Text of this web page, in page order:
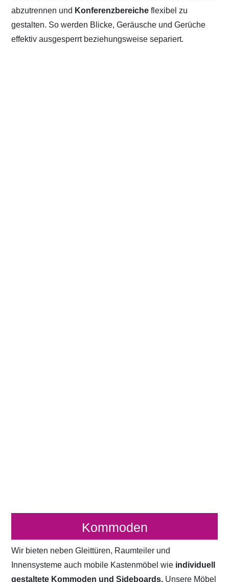
abzutrennen und Konferenzbereicheflexibel zu
gestalten. So werden Blicke, Geräusche und Gerüche
effektiv ausgesperrt beziehungsweise separiert.
Kommoden
Wir bieten neben Gleittüren, Raumteiler und
Innensysteme auch mobile Kastenmöbel wie individuell
gestaltete Kommoden und Sideboards. Unsere Möbel